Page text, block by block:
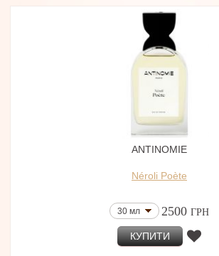
ANTINOMIE
Néroli Poète
30 мл 2500 ГРН
КУПИТИ